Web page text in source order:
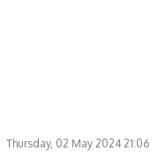
Thursday, 02 May 2024 21:06